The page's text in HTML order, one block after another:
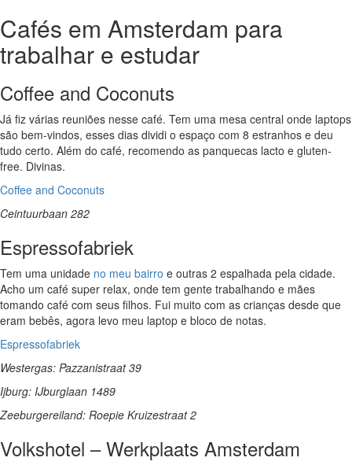
Cafés em Amsterdam para
trabalhar e estudar
Coffee and Coconuts
Já fiz várias reuniões nesse café. Tem uma mesa central onde laptops
são bem-vindos, esses dias dividi o espaço com 8 estranhos e deu
tudo certo. Além do café, recomendo as panquecas lacto e gluten-
free. Divinas.
Coffee and Coconuts
Ceintuurbaan 282
Espressofabriek
Tem uma unidade no meu bairro e outras 2 espalhada pela cidade.
Acho um café super relax, onde tem gente trabalhando e mães
tomando café com seus filhos. Fui muito com as crianças desde que
eram bebês, agora levo meu laptop e bloco de notas.
Espressofabriek
Westergas: Pazzanistraat 39
Ijburg: IJburglaan 1489
Zeeburgereiland: Roepie Kruizestraat 2
Volkshotel – Werkplaats Amsterdam